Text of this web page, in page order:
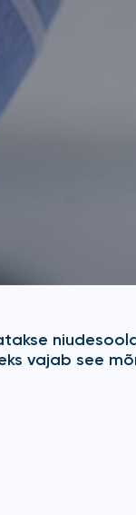
vajab see